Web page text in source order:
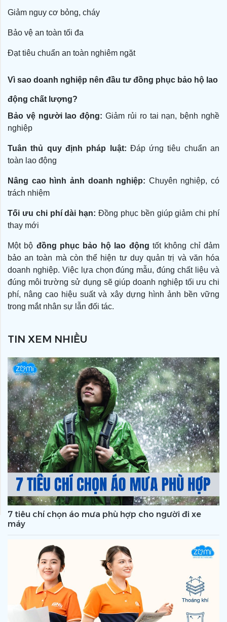
TIN XEM NHIỀU
7 tiêu chí chọn áo mưa phù hợp cho người đi xe
máy
Giảm nguy cơ bỏng, cháy
Bảo vệ an toàn tối đa
Đạt tiêu chuẩn an toàn nghiêm ngặt
Vì sao doanh nghiệp nên đầu tư đồng phục bảo hộ lao
động chất lượng?
Bảo vệ người lao động: Giảm rủi ro tai nạn, bệnh nghề
nghiệp
Tuân thủ quy định pháp luật: Đáp ứng tiêu chuẩn an
toàn lao động
Nâng cao hình ảnh doanh nghiệp: Chuyên nghiệp, có
trách nhiệm
Tối ưu chi phí dài hạn: Đồng phục bền giúp giảm chi phí
thay mới
Một bộ đồng phục bảo hộ lao động tốt không chỉ đảm
bảo an toàn mà còn thể hiện tư duy quản trị và văn hóa
doanh nghiệp. Việc lựa chọn đúng mẫu, đúng chất liệu và
đúng môi trường sử dụng sẽ giúp doanh nghiệp tối ưu chi
phí, nâng cao hiệu suất và xây dựng hình ảnh bền vững
trong mắt nhân sự lẫn đối tác.